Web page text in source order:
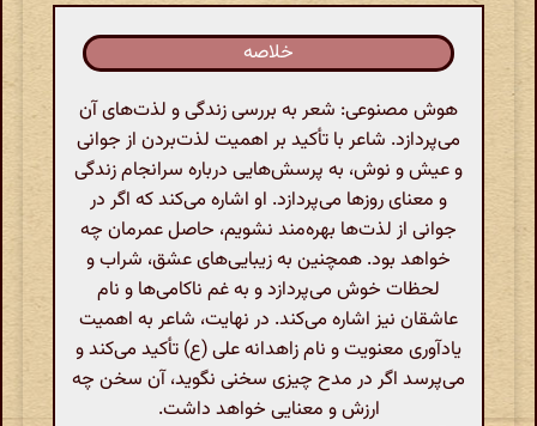
خلاصه
هوش مصنوعی: شعر به بررسی زندگی و لذت‌های آن
می‌پردازد. شاعر با تأکید بر اهمیت لذت‌بردن از جوانی
و عیش و نوش، به پرسش‌هایی درباره سرانجام زندگی
و معنای روزها می‌پردازد. او اشاره می‌کند که اگر در
جوانی از لذت‌ها بهره‌مند نشویم، حاصل عمرمان چه
خواهد بود. همچنین به زیبایی‌های عشق، شراب و
لحظات خوش می‌پردازد و به غم ناکامی‌ها و نام
عاشقان نیز اشاره می‌کند. در نهایت، شاعر به اهمیت
یادآوری معنویت و نام زاهدانه علی (ع) تأکید می‌کند و
می‌پرسد اگر در مدح چیزی سخنی نگوید، آن سخن چه
ارزش و معنایی خواهد داشت.